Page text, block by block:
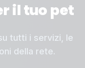
il tuo pet
tutti i servizi, le
della rete.